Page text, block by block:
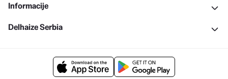
Informacije
Delhaize Serbia